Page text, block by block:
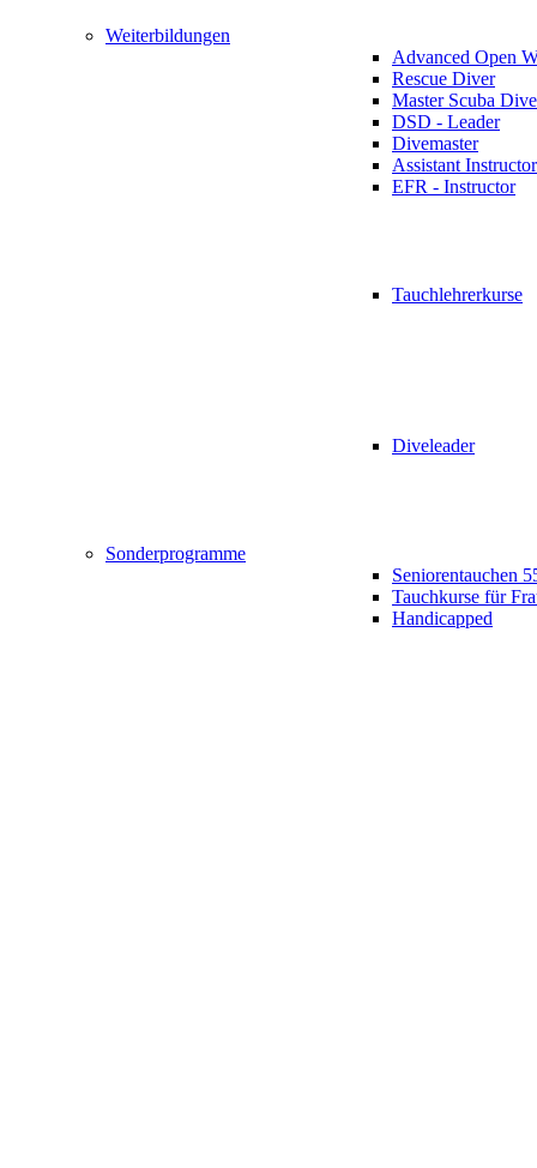
Weiterbildungen
Advanced Open
Rescue Diver
Master Scuba
DSD - Leader
Divemaster
Assistant Instructor
EFR - Instructor
Tauchlehrerkurse
Diveleader
Sonderprogramme
Seniorentauchen
Tauchkurse für
Handicapped